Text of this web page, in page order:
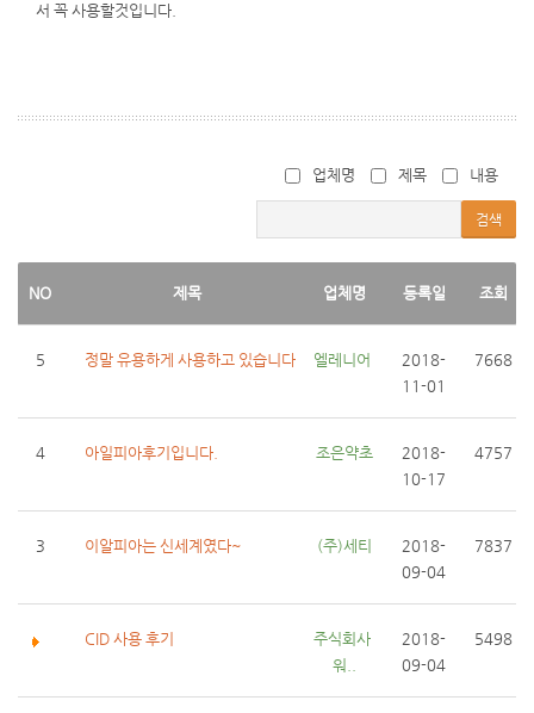
서 꼭 사용할것입니다.
업체명 제목 내용
검색
NO 제목 업체명 등록일 조회
5 정말 유용하게 사용하고 있습니다 엘레니어
2018-
11-01
7668
4 아일피아후기입니다. 조은약초
2018-
10-17
4757
3 이알피아는 신세계였다~ (주)세티
2018-
09-04
7837
CID 사용 후기
주식회사
워..
2018-
09-04
5498